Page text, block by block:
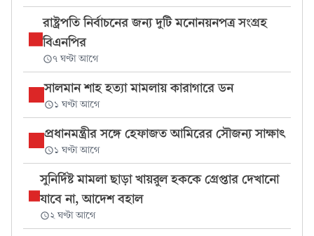
রাষ্ট্রপতি নির্বাচনের জন্য দুটি মনোনয়নপত্র সংগ্রহ
বিএনপির
৭ ঘণ্টা আগে
সালমান শাহ হত্যা মামলায় কারাগারে ডন
১ ঘণ্টা আগে
প্রধানমন্ত্রীর সঙ্গে হেফাজত আমিরের সৌজন্য সাক্ষাৎ
১ ঘণ্টা আগে
সুনির্দিষ্ট মামলা ছাড়া খায়রুল হককে গ্রেপ্তার দেখানো
যাবে না, আদেশ বহাল
২ ঘণ্টা আগে